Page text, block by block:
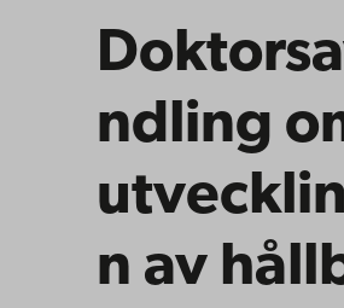
ndling
n av